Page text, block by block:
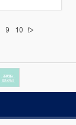
9 10